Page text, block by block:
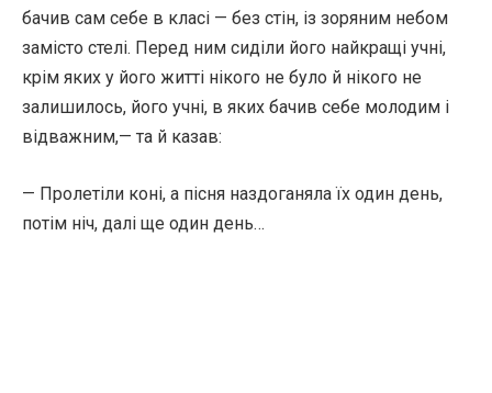
бачив сам себе в класі — без стін, із зоряним небом
замісто стелі. Перед ним сиділи його найкращі учні,
крім яких у його житті нікого не було й нікого не
залишилось, його учні, в яких бачив себе молодим і
відважним,— та й казав:
— Пролетіли коні, а пісня наздоганяла їх один день,
потім ніч, далі ще один день…